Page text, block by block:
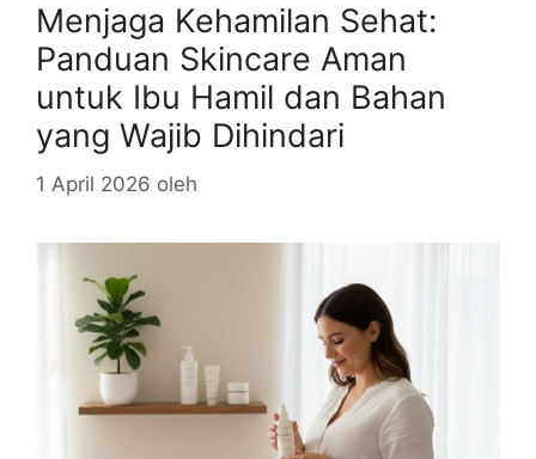
Menjaga Kehamilan Sehat:
Panduan Skincare Aman
untuk Ibu Hamil dan Bahan
yang Wajib Dihindari
1 April 2026 oleh